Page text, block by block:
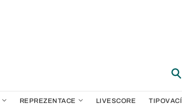
REPREZENTACE LIVESCORE